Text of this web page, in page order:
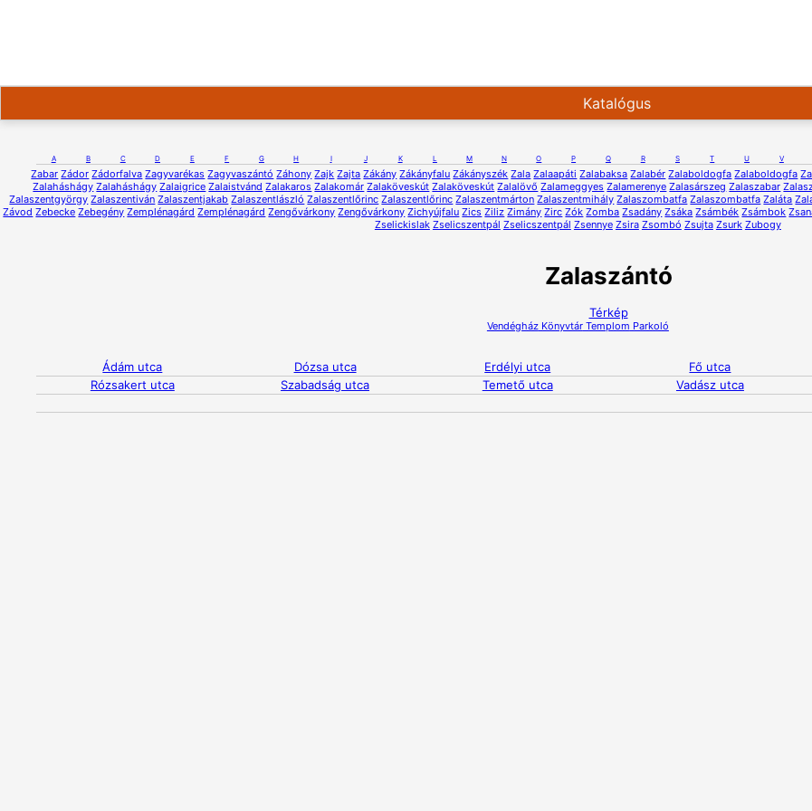
Katalógus
A B C D E F G H I J K L M N O P Q R S T U V
Zabar Zádor Zádorfalva Zagyvarékas Zagyvaszántó Záhony Zajk Zajta Zákány Zákányfalu Zákányszék Zala Zalaapáti Zalabaksa Zalabér Zalaboldogfa Zalaboldogfa
Zalaháshágy Zalaháshágy Zalaigrice Zalaistvánd Zalakaros Zalakomár Zalaköveskút Zalaköveskút Zalalövő Zalameggyes Zalamerenye Zalasárszeg Zalaszabar
Zalaszentgyörgy Zalaszentiván Zalaszentjakab Zalaszentlászló Zalaszentlőrinc Zalaszentlőrinc Zalaszentmárton Zalaszentmihály Zalaszombatfa Zalaszombatfa Zaláta
Závod Zebecke Zebegény Zemplénagárd Zemplénagárd Zengővárkony Zengővárkony Zichyújfalu Zics Ziliz Zimány Zirc Zók Zomba Zsadány Zsáka Zsámbék Zsámbok
Zselickislak Zselicszentpál Zselicszentpál Zsennye Zsira Zsombó Zsujta Zsurk Zubogy
Zalaszántó
Térkép
VendégházKönyvtárTemplom Parkoló
Ádám utca Dózsa utca Erdélyi utca Fő utca
Rózsakert utca
Szabadság utca Temető utca Vadász utca